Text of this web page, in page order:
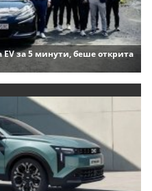
за 5 минути, беше открита